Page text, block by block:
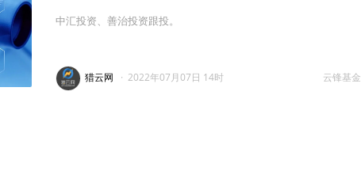
中汇投资、善治投资跟投。
云锋基金
猎云网 · 2022年07月07日 14时